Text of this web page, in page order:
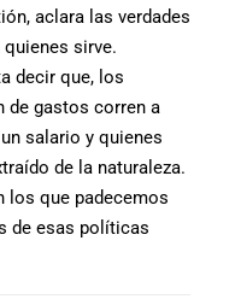
aclara las verdades
sirve.
decir que, los
de gastos corren a
salario y quienes
de la naturaleza.
los que padecemos
de esas políticas